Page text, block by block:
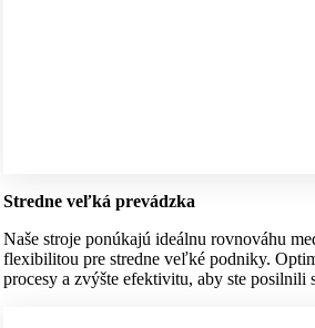
Stredne veľká prevádzka
Naše stroje ponúkajú ideálnu rovnováhu
flexibilitou pre stredne veľké podniky.
procesy a zvýšte efektivitu, aby ste posilnili